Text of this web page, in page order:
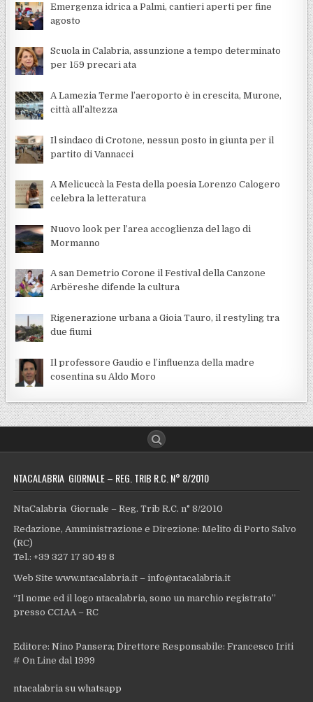
Emergenza idrica a Palmi, cantieri aperti per fine
agosto
Scuola in Calabria, assunzione a tempo determinato
per 159 precari ata
A Lamezia Terme l’aeroporto è in crescita, Murone,
città all’altezza
Il sindaco di Crotone, nessun posto in giunta per il
partito di Vannacci
A Melicuccà la Festa della poesia Lorenzo Calogero
celebra la letteratura
Nuovo look per l’area accoglienza del lago di
Mormanno
A san Demetrio Corone il Festival della Canzone
Arbëreshe difende la cultura
Rigenerazione urbana a Gioia Tauro, il restyling tra
due fiumi
Il professore Gaudio e l’influenza della madre
cosentina su Aldo Moro
NTACALABRIA GIORNALE – REG. TRIB R.C. N° 8/2010
NtaCalabria Giornale – Reg. Trib R.C. n° 8/2010
Redazione, Amministrazione e Direzione: Melito di Porto Salvo
(RC)
Tel.: +39 327 17 30 49 8
Web Site www.ntacalabria.it – info@ntacalabria.it
“Il nome ed il logo ntacalabria, sono un marchio registrato”
presso CCIAA – RC
Editore: Nino Pansera; Direttore Responsabile: Francesco Iriti
# On Line dal 1999
ntacalabria su whatsapp